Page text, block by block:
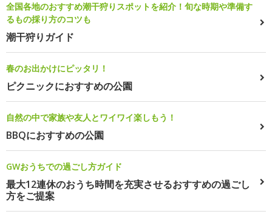
全国各地のおすすめ潮干狩りスポットを紹介！旬な時期や準備す
るもの採り方のコツも
潮干狩りガイド
春のお出かけにピッタリ！
ピクニックにおすすめの公園
自然の中で家族や友人とワイワイ楽しもう！
BBQにおすすめの公園
GWおうちでの過ごし方ガイド
最大12連休のおうち時間を充実させるおすすめの過ごし
方をご提案